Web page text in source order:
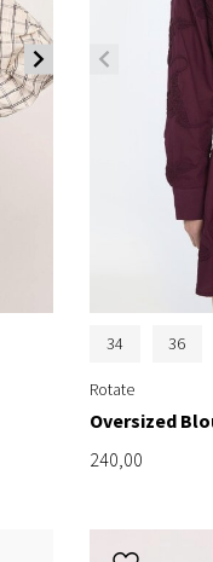
34 36
Rotate
Oversized
240,00